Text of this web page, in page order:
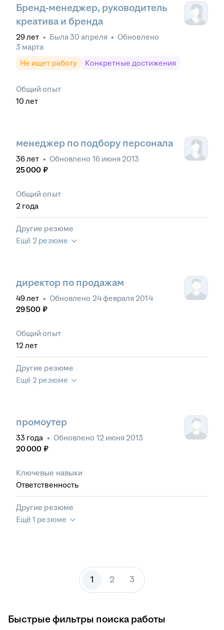
Бренд-менеджер, руководитель
креатива и бренда
29лет • Была30 апреля • Обновлено
3 марта
Не ищет работу
Конкретные достижения
Общий опыт
10 лет
менеджер по подбору персонала
36лет • Обновлено 16 июня 2013
25 000 ₽
Общий опыт
2 года
Другие резюме
Ещё 2 резюме
директор по продажам
49лет • Обновлено 24 февраля 2014
29 500 ₽
Общий опыт
12 лет
Другие резюме
Ещё 2 резюме
промоутер
33 года • Обновлено 12 июня 2013
20 000 ₽
Ключевые навыки
Ответственность
Другие резюме
Ещё 1 резюме
1 2 3
Быстрые фильтры поиска работы